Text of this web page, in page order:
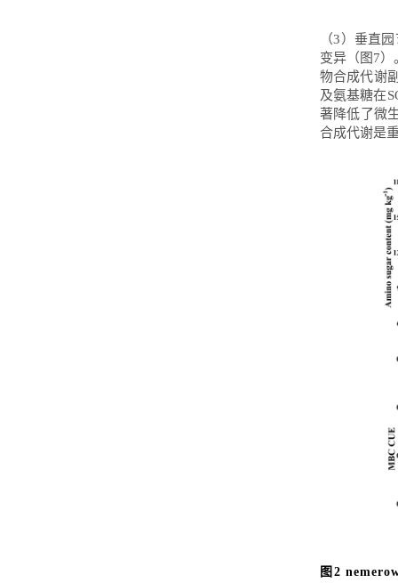
（3）垂直
变异（图7）
物合成代谢
及氨基糖在
著降低了微
合成代谢是
图2